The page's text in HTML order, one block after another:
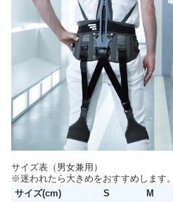
サイズ表（男女兼用）
※迷われたら大きめをおすすめします。
サイズ(cm)
S M